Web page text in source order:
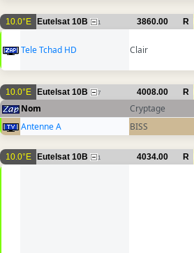
10.0°E Eutelsat 10B 1 3860.00 R
Tele Tchad HD Clair
10.0°E Eutelsat 10B 7 4008.00 R
Nom Cryptage
Antenne A
BISS
10.0°E Eutelsat 10B 1 4034.00 R